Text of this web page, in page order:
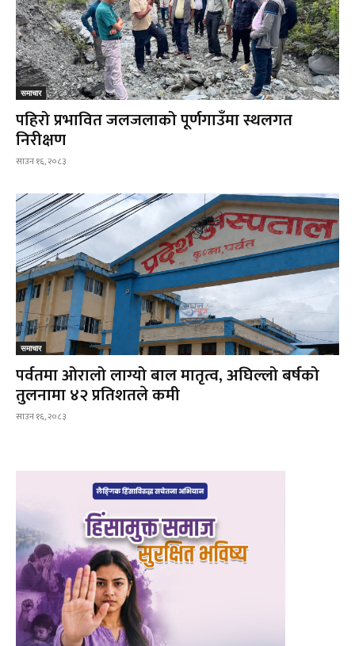
समाचार
पहिरो प्रभावित जलजलाको पूर्णगाउँमा स्थलगत
निरीक्षण
साउन १६, २०८३
समाचार
पर्वतमा ओरालो लाग्यो बाल मातृत्व, अघिल्लो बर्षको
तुलनामा ४२ प्रतिशतले कमी
साउन १६, २०८३